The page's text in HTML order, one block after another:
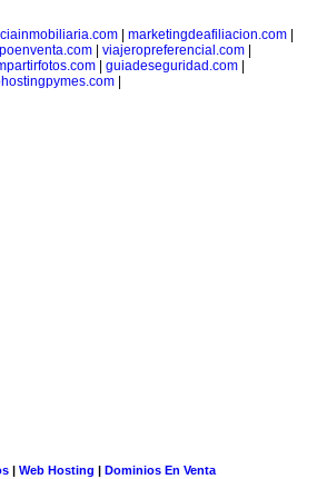
| marketingdeafiliacion.com|
viajeropreferencial.com
| guiadeseguridad.com|
|
| Web Hosting | Dominios En Venta